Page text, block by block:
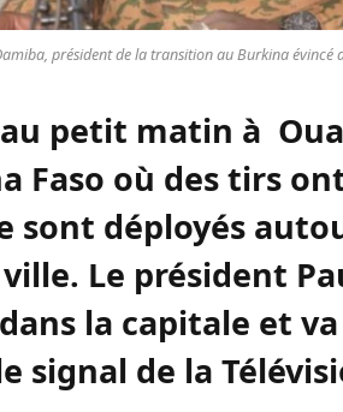
président de la transition au Burkina évincé
petit matin à
Faso où des tirs
sont déployés
Le président
la capitale et
signal de la